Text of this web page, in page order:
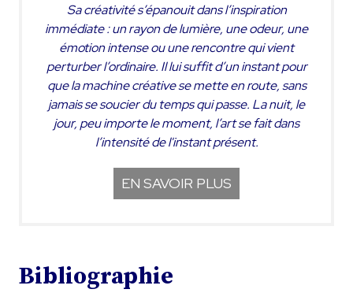
Sa créativité s’épanouit dans l’inspiration
immédiate : un rayon de lumière, une odeur, une
émotion intense ou une rencontre qui vient
perturber l’ordinaire. Il lui suffit d’un instant pour
que la machine créative se mette en route, sans
jamais se soucier du temps qui passe. La nuit, le
jour, peu importe le moment, l’art se fait dans
l’intensité de l'instant présent.
EN SAVOIR PLUS
Bibliographie